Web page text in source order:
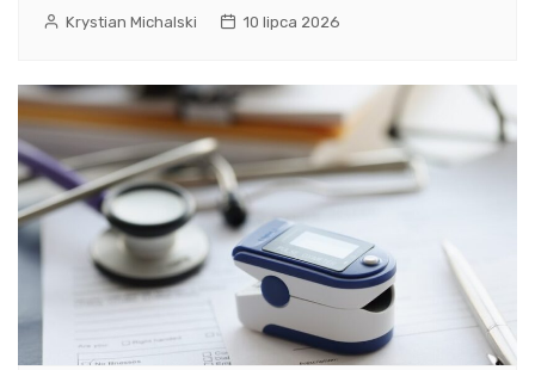
Krystian Michalski 10 lipca 2026